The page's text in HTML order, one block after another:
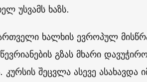
უსვამს ხაზს.
ხალხის ევროპულ
გზას მხარი
კურსის შეცვლა ასევე